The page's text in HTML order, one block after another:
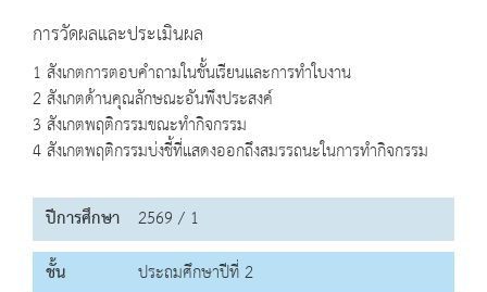
การวัดผลและประเมินผล
1 สังเกตการตอบคำถามในชั้นเรียนและการทำใบงาน
2 สังเกตด้านคุณลักษณะอันพึงประสงค์
3 สังเกตพฤติกรรมขณะทำกิจกรรม
4 สังเกตพฤติกรรมบ่งชี้ที่แสดงออกถึงสมรรถนะในการทำกิจกรรม
ปีการศึกษา 2569 / 1
ชั้น
ประถมศึกษาปีที่ 2